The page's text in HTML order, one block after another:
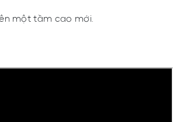
một tầm cao mới.